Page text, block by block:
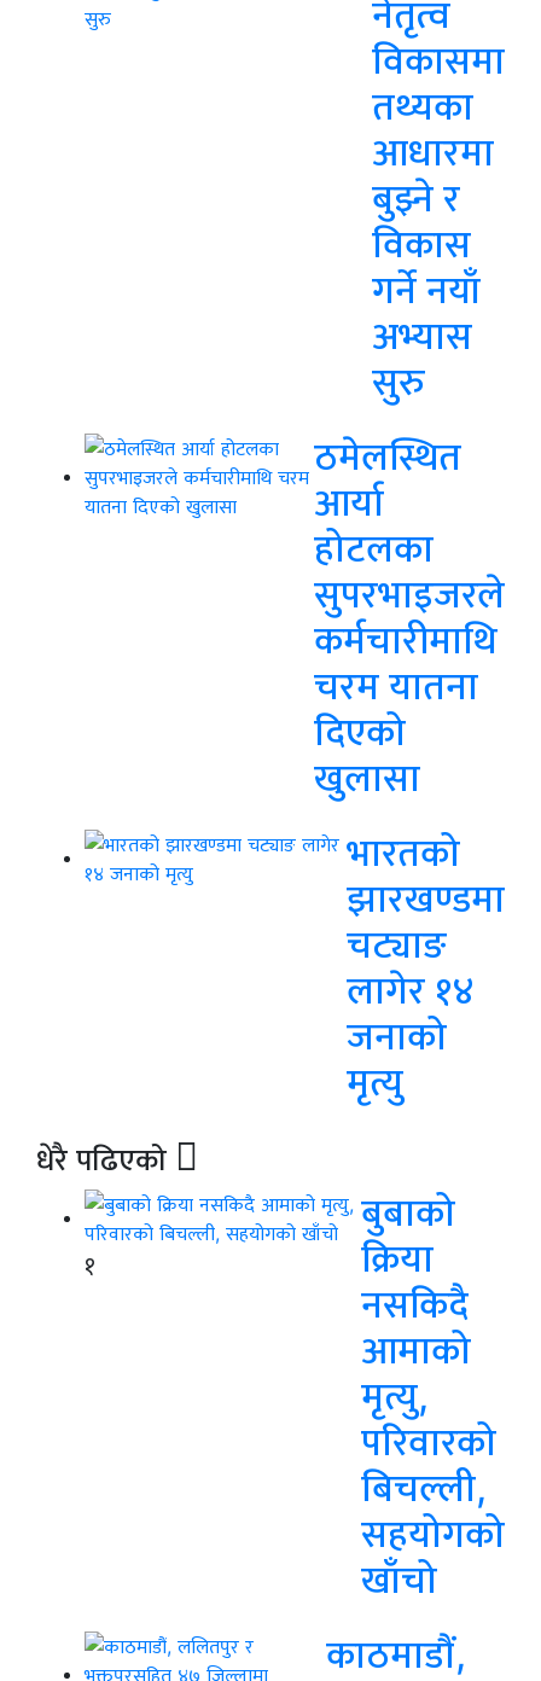
नेतृत्व
विकासमा
तथ्यका
आधारमा
बुझ्ने र
विकास
गर्ने नयाँ
अभ्यास
सुरु
ठमेलस्थित
आर्या
होटलका
सुपरभाइजरले
कर्मचारीमाथि
चरम यातना
दिएको
खुलासा
भारतको
झारखण्डमा
चट्याङ
लागेर १४
जनाको
मृत्यु
धेरै पढिएको
१
बुबाको
क्रिया
नसकिदै
आमाको
मृत्यु,
परिवारको
बिचल्ली,
सहयोगको
खाँचो
काठमाडौं,